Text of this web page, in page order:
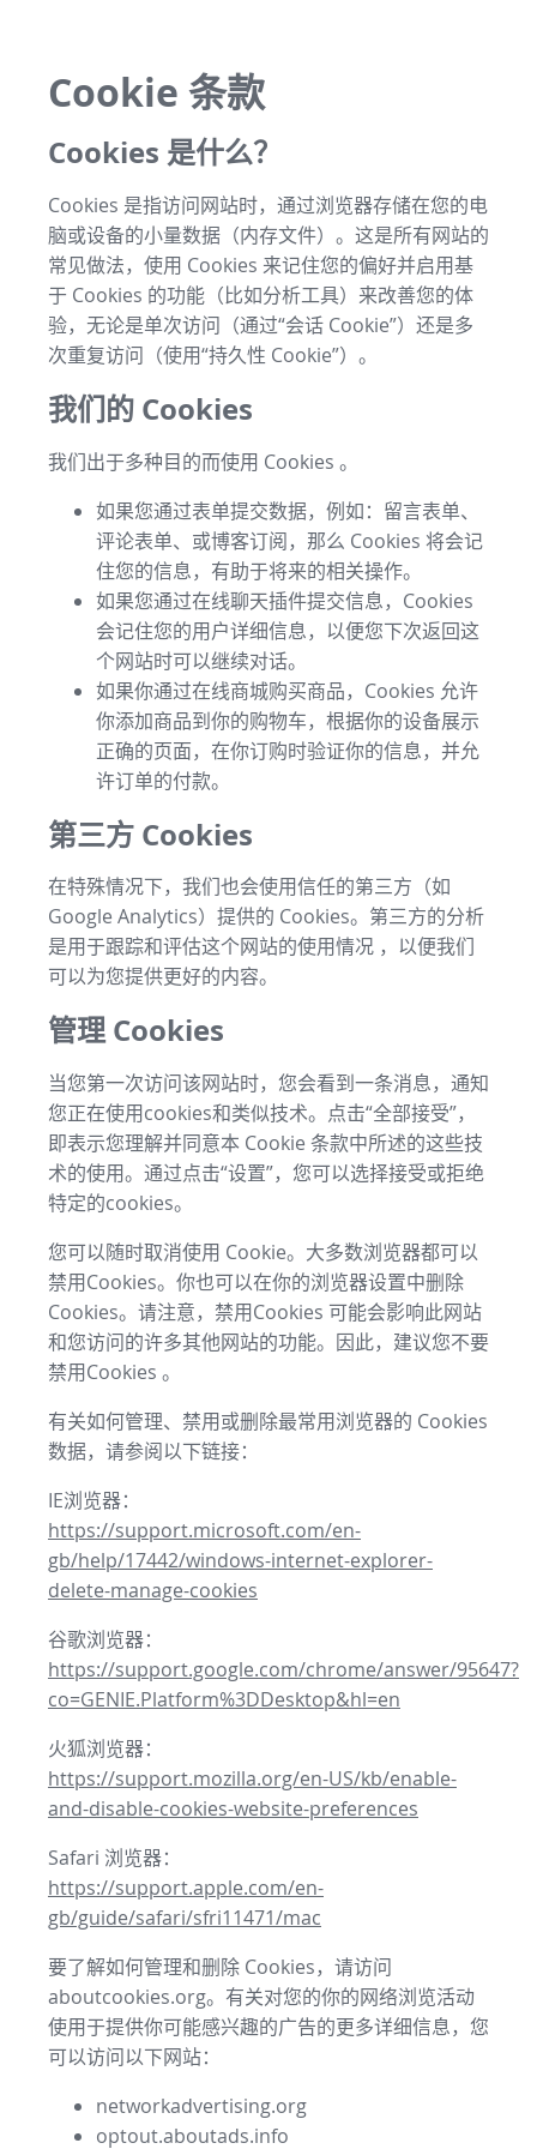
Cookie 条款
Cookies 是什么？
Cookies 是指访问网站时，通过浏览器存储在您的电
脑或设备的小量数据（内存文件）。这是所有网站的
常见做法，使用 Cookies 来记住您的偏好并启用基
于 Cookies 的功能（比如分析工具）来改善您的体
验，无论是单次访问（通过“会话 Cookie”）还是多
次重复访问（使用“持久性 Cookie”）。
我们的 Cookies
我们出于多种目的而使用 Cookies 。
如果您通过表单提交数据，例如：留言表单、
评论表单、或博客订阅，那么 Cookies 将会记
住您的信息，有助于将来的相关操作。
如果您通过在线聊天插件提交信息，Cookies
会记住您的用户详细信息，以便您下次返回这
个网站时可以继续对话。
如果你通过在线商城购买商品，Cookies 允许
你添加商品到你的购物车，根据你的设备展示
正确的页面，在你订购时验证你的信息，并允
许订单的付款。
第三方 Cookies
在特殊情况下，我们也会使用信任的第三方（如
Google Analytics）提供的 Cookies。第三方的分析
是用于跟踪和评估这个网站的使用情况 ，以便我们
可以为您提供更好的内容。
管理 Cookies
当您第一次访问该网站时，您会看到一条消息，通知
您正在使用cookies和类似技术。点击“全部接受”，
即表示您理解并同意本 Cookie 条款中所述的这些技
术的使用。通过点击“设置”，您可以选择接受或拒绝
特定的cookies。
您可以随时取消使用 Cookie。大多数浏览器都可以
禁用Cookies。你也可以在你的浏览器设置中删除
Cookies。请注意，禁用Cookies 可能会影响此网站
和您访问的许多其他网站的功能。因此，建议您不要
禁用Cookies 。
有关如何管理、禁用或删除最常用浏览器的 Cookies
数据，请参阅以下链接：
IE浏览器：
https://support.microsoft.com/en-
gb/help/17442/windows-internet-explorer-
delete-manage-cookies
谷歌浏览器：
https://support.google.com/chrome/answer/95647?
co=GENIE.Platform%3DDesktop&hl=en
火狐浏览器：
https://support.mozilla.org/en-US/kb/enable-
and-disable-cookies-website-preferences
Safari 浏览器：
https://support.apple.com/en-
gb/guide/safari/sfri11471/mac
要了解如何管理和删除 Cookies，请访问
aboutcookies.org。有关对您的你的网络浏览活动
使用于提供你可能感兴趣的广告的更多详细信息，您
可以访问以下网站：
networkadvertising.org
optout.aboutads.info